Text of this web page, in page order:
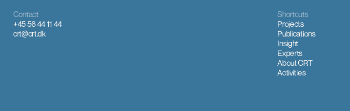
Contact
+45 56 44 11 44
crt@crt.dk
Shortcuts
Projects
Publications
Insight
Experts
About CRT
Activities